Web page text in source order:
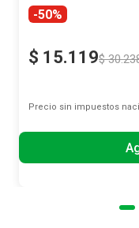
-50%
$ 15.119$ 30.
Precio sin impuestos